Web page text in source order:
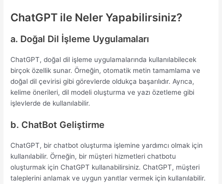
ChatGPT ile Neler Yapabilirsiniz?
a. Doğal Dil İşleme Uygulamaları
ChatGPT, doğal dil işleme uygulamalarında kullanılabilecek
birçok özellik sunar. Örneğin, otomatik metin tamamlama ve
doğal dil çevirisi gibi görevlerde oldukça başarılıdır. Ayrıca,
kelime önerileri, dil modeli oluşturma ve yazı özetleme gibi
işlevlerde de kullanılabilir.
b. ChatBot Geliştirme
ChatGPT, bir chatbot oluşturma işlemine yardımcı olmak için
kullanılabilir. Örneğin, bir müşteri hizmetleri chatbotu
oluşturmak için ChatGPT kullanabilirsiniz. ChatGPT, müşteri
taleplerini anlamak ve uygun yanıtlar vermek için kullanılabilir.